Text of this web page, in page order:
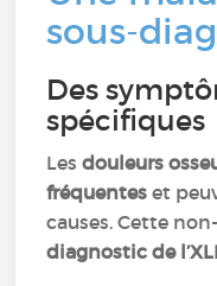
sous-
Des
spécifiques
Lesdouleurs
fréquentes et
causes. Cette
diagnostic de